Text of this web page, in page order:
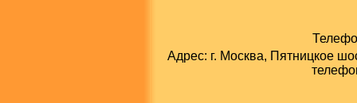
Адрес: г. Москва, Пятницкое